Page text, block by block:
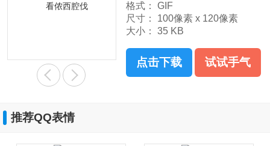
格式：
GIF
尺寸：
100像素 x 120像素
大小：
35 KB
点击下载 试试手气
推荐QQ表情